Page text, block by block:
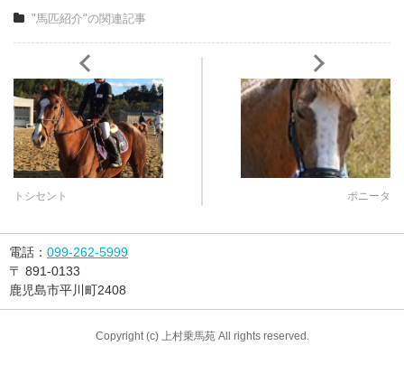
"馬匹紹介"の関連記事
トシセント ポニータ
電話： 099-262-5999
〒 891-0133
鹿児島市平川町2408
Copyright (c) 上村乗馬苑 All rights reserved.